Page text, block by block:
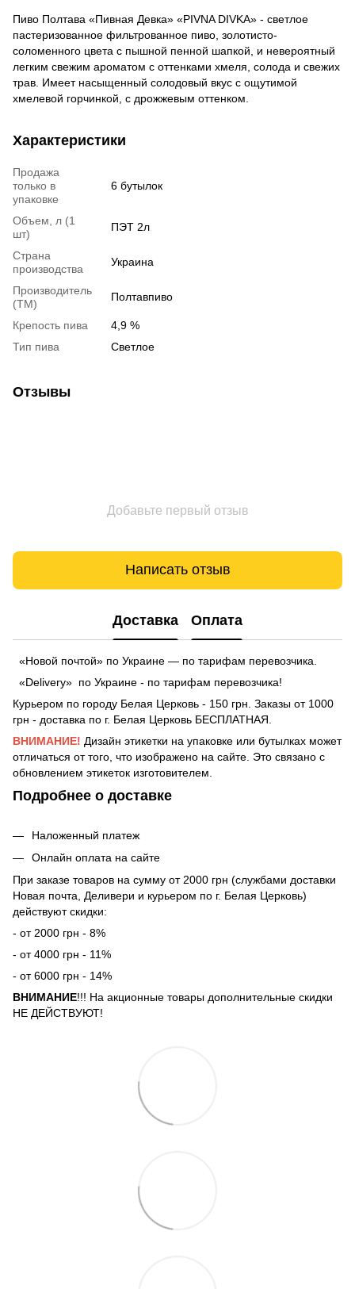
Пиво Полтава «Пивная Девка» «PIVNA DIVKA» - светлое
пастеризованное фильтрованное пиво, золотисто-
соломенного цвета с пышной пенной шапкой, и невероятный
легким свежим ароматом с оттенками хмеля, солода и свежих
трав. Имеет насыщенный солодовый вкус с ощутимой
хмелевой горчинкой, с дрожжевым оттенком.
Характеристики
Продажа
только в
упаковке
6 бутылок
Объем, л (1
шт)
ПЭТ 2л
Страна
производства
Украина
Производитель
(ТМ)
Полтавпиво
Крепость пива
4,9 %
Тип пива
Светлое
Отзывы
Добавьте первый отзыв
Написать отзыв
Доставка Оплата
«Новой почтой» по Украине — по тарифам перевозчика.
«Delivery» по Украине - по тарифам перевозчика!
Курьером по городу Белая Церковь - 150 грн. Заказы от 1000
грн - доставка по г. Белая Церковь БЕСПЛАТНАЯ.
ВНИМАНИЕ! Дизайн этикетки на упаковке или бутылках может
отличаться от того, что изображено на сайте. Это связано с
обновлением этикеток изготовителем.
Подробнее о доставке
Наложенный платеж
Онлайн оплата на сайте
При заказе товаров на сумму от 2000 грн (службами доставки
Новая почта, Деливери и курьером по г. Белая Церковь)
действуют скидки:
- от 2000 грн - 8%
- от 4000 грн - 11%
- от 6000 грн - 14%
ВНИМАНИЕ!!! На акционные товары дополнительные скидки
НЕ ДЕЙСТВУЮТ!